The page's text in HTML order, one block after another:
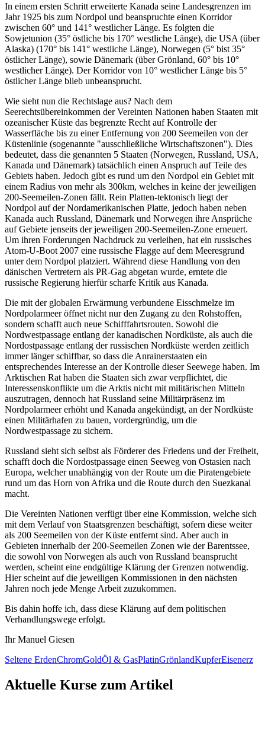
In einem ersten Schritt erweiterte Kanada seine Landesgrenzen im
Jahr 1925 bis zum Nordpol und beanspruchte einen Korridor
zwischen 60° und 141° westlicher Länge. Es folgten die
Sowjetunion (35° östliche bis 170° westliche Länge), die USA (über
Alaska) (170° bis 141° westliche Länge), Norwegen (5° bist 35°
östlicher Länge), sowie Dänemark (über Grönland, 60° bis 10°
westlicher Länge). Der Korridor von 10° westlicher Länge bis 5°
östlicher Länge blieb unbeansprucht.
Wie sieht nun die Rechtslage aus? Nach dem
Seerechtsübereinkommen der Vereinten Nationen haben Staaten mit
ozeanischer Küste das begrenzte Recht auf Kontrolle der
Wasserfläche bis zu einer Entfernung von 200 Seemeilen von der
Küstenlinie (sogenannte "ausschließliche Wirtschaftszonen"). Dies
bedeutet, dass die genannten 5 Staaten (Norwegen, Russland, USA,
Kanada und Dänemark) tatsächlich einen Anspruch auf Teile des
Gebiets haben. Jedoch gibt es rund um den Nordpol ein Gebiet mit
einem Radius von mehr als 300km, welches in keine der jeweiligen
200-Seemeilen-Zonen fällt. Rein Platten-tektonisch liegt der
Nordpol auf der Nordamerikanischen Platte, jedoch haben neben
Kanada auch Russland, Dänemark und Norwegen ihre Ansprüche
auf Gebiete jenseits der jeweiligen 200-Seemeilen-Zone erneuert.
Um ihren Forderungen Nachdruck zu verleihen, hat ein russisches
Atom-U-Boot 2007 eine russische Flagge auf dem Meeresgrund
unter dem Nordpol platziert. Während diese Handlung von den
dänischen Vertretern als PR-Gag abgetan wurde, erntete die
russische Regierung hierfür scharfe Kritik aus Kanada.
Die mit der globalen Erwärmung verbundene Eisschmelze im
Nordpolarmeer öffnet nicht nur den Zugang zu den Rohstoffen,
sondern schafft auch neue Schifffahrtsrouten. Sowohl die
Nordwestpassage entlang der kanadischen Nordküste, als auch die
Nordostpassage entlang der russischen Nordküste werden zeitlich
immer länger schiffbar, so dass die Anrainerstaaten ein
entsprechendes Interesse an der Kontrolle dieser Seewege haben. Im
Arktischen Rat haben die Staaten sich zwar verpflichtet, die
Interessenskonflikte um die Arktis nicht mit militärischen Mitteln
auszutragen, dennoch hat Russland seine Militärpräsenz im
Nordpolarmeer erhöht und Kanada angekündigt, an der Nordküste
einen Militärhafen zu bauen, vordergründig, um die
Nordwestpassage zu sichern.
Russland sieht sich selbst als Förderer des Friedens und der Freiheit,
schafft doch die Nordostpassage einen Seeweg von Ostasien nach
Europa, welcher unabhängig von der Route um die Piratengebiete
rund um das Horn von Afrika und die Route durch den Suezkanal
macht.
Die Vereinten Nationen verfügt über eine Kommission, welche sich
mit dem Verlauf von Staatsgrenzen beschäftigt, sofern diese weiter
als 200 Seemeilen von der Küste entfernt sind. Aber auch in
Gebieten innerhalb der 200-Seemeilen Zonen wie der Barentssee,
die sowohl von Norwegen als auch von Russland beansprucht
werden, scheint eine endgültige Klärung der Grenzen notwendig.
Hier scheint auf die jeweiligen Kommissionen in den nächsten
Jahren noch jede Menge Arbeit zuzukommen.
Bis dahin hoffe ich, dass diese Klärung auf dem politischen
Verhandlungswege erfolgt.
Ihr Manuel Giesen
Seltene ErdenChromGoldÖl & GasPlatinGrönlandKupferEisenerz
Aktuelle Kurse zum Artikel